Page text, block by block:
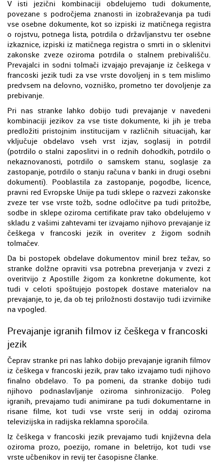
V isti jezični kombinaciji obdelujemo tudi dokumente,
povezane s področjema znanosti in izobraževanja pa tudi
vse osebne dokumente, kot so izpiski iz matičnega registra
o rojstvu, potnega lista, potrdila o državljanstvu ter osebne
izkaznice, izpiski iz matičnega registra o smrti in o sklenitvi
zakonske zveze oziroma potrdila o stalnem prebivališču.
Prevajalci in sodni tolmači izvajajo prevajanje iz češkega v
francoski jezik tudi za vse vrste dovoljenj in s tem mislimo
predvsem na delovno, vozniško, prometno ter dovoljenje za
prebivanje.
Pri nas stranke lahko dobijo tudi prevajanje v navedeni
kombinaciji jezikov za vse tiste dokumente, ki jih je treba
predložiti pristojnim institucijam v različnih situacijah, kar
vključuje obdelavo vseh vrst izjav, soglasij in potrdil
(potrdilo o stalni zaposlitvi in o rednih dohodkih, potrdilo o
nekaznovanosti, potrdilo o samskem stanu, soglasje za
zastopanje, potrdilo o stanju računa v banki in drugi osebni
dokumenti). Pooblastila za zastopanje, pogodbe, licence,
pravni red Evropske Unije pa tudi sklepe o razvezi zakonske
zveze ter vse vrste tožb, sodne odločitve pa tudi pritožbe,
sodbe in sklepe oziroma certifikate prav tako obdelujemo v
skladu z vašimi zahtevami ter izvajamo njihovo prevajanje iz
češkega v francoski jezik in overitev z žigom sodnih
tolmačev.
Da bi postopek obdelave dokumentov minil brez težav, so
stranke dolžne opraviti vsa potrebna preverjanja v zvezi z
overitvijo z Apostille žigom za konkretne dokumente, kot
tudi v celoti spoštujejo postopek dostave materialov na
prevajanje, to je, da ob tej priložnosti dostavijo tudi izvirnike
na vpogled.
Prevajanje igranih filmov iz češkega v francoski
jezik
Čeprav stranke pri nas lahko dobijo prevajanje igranih filmov
iz češkega v francoski jezik, prav tako izvajamo tudi njihovo
finalno obdelavo. To pa pomeni, da stranke dobijo tudi
njihovo podnaslavljanje oziroma sinhronizacijo. Poleg
igranih, prevajamo tudi animirane pa tudi dokumentarne in
risane filme, kot tudi vse vrste serij in oddaj oziroma
televizijska in radijska reklamna sporočila.
Iz češkega v francoski jezik prevajamo tudi književna dela
oziroma prozo, poezijo, romane in beletrijo, kot tudi vse
vrste učbenikov in revij ter časopisne članke.